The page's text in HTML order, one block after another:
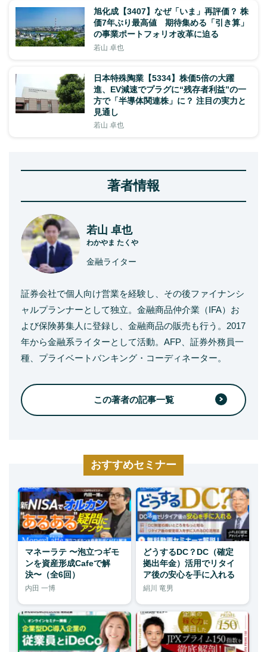
旭化成【3407】なぜ「いま」再評価？ 株
価7年ぶり最高値 期待集める「引き算」
の事業ポートフォリオ改革に迫る
若山 卓也
日本特殊陶業【5334】株価5倍の大躍
進、EV減速でプラグに“残存者利益”の一
方で「半導体関連株」に？ 注目の実力と
見通し
若山 卓也
著者情報
若山 卓也
わかやま たくや
金融ライター
証券会社で個人向け営業を経験し、その後ファイナンシ
ャルプランナーとして独立。金融商品仲介業（IFA）お
よび保険募集人に登録し、金融商品の販売も行う。2017
年から金融系ライターとして活動。AFP、証券外務員一
種、プライベートバンキング・コーディネーター。
この著者の記事一覧
おすすめセミナー
マネーラテ 〜泡立つギモ
ンを資産形成Cafeで解
決〜（全6回）
内田 一博
どうするDC？DC（確定
拠出年金）活用でリタイ
ア後の安心を手に入れる
絹川 竜男